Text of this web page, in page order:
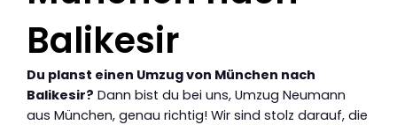
Balikesir
Du planst einen Umzug von München nach
Balikesir? Dann bist du bei uns, Umzug Neumann
aus München, genau richtig! Wir sind stolz darauf, die